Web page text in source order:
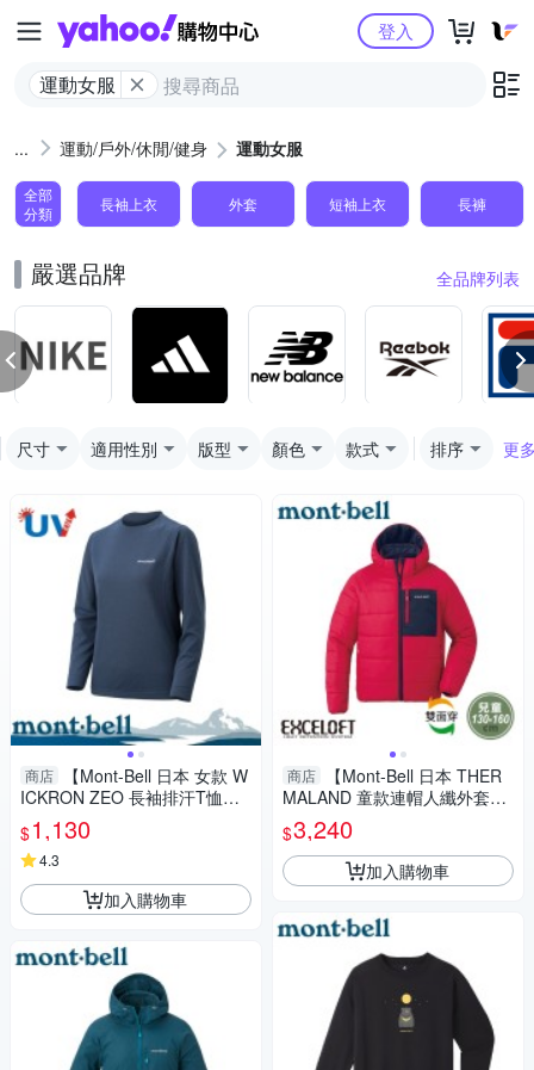
Yahoo購物中心
運動女服
登入
運動/戶外/休閒/健身 運動女服
全部
分類
長袖上衣 外套 短袖上衣 長褲
嚴選品牌 全品牌列表
尺寸 適用性別 版型 顏色 款式 排序 更
商店
【Mont-Bell 日本 女款 W
ICKRON ZEO 長袖排汗T恤
《炭灰》】1104939/圓領長袖/
休閒衫/防曬
$1,130
4.3
加入購物車
商店
【Mont-Bell 日本 THER
MALAND 童款連帽人纖外套
《深海藍/紫粉》】1101623/雙
面穿/保暖外套
$3,240
加入購物車